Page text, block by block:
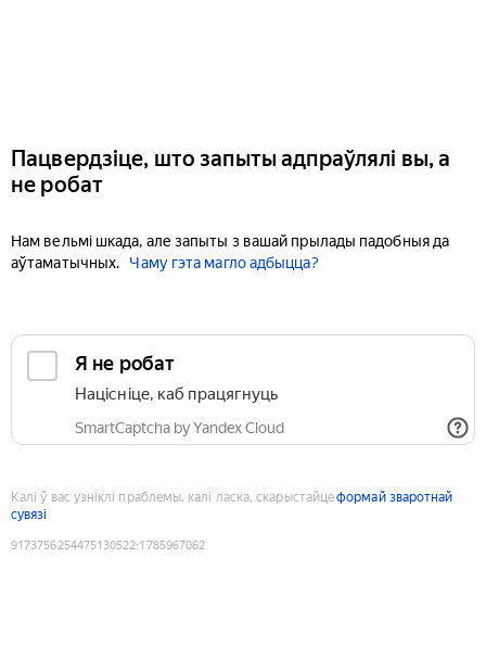
Пацвердзіце, што запыты адпраўлялі вы, а
не робат
Нам вельмі шкада, але запыты з вашай прылады падобныя да
аўтаматычных.
Чаму гэта магло адбыцца?
Я не робат
Націсніце, каб працягнуць
SmartCaptcha by Yandex Cloud
Калі ў вас узніклі праблемы, калі ласка, скарыстайцеформай зваротнай
сувязі
9173756254475130522:1785967062